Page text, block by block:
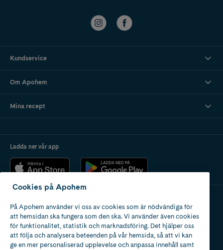
Kundservice
Om Apohem
Mina recept
Ladda ner vår app
Apotek med tillstånd
av Läkemedelsverket
Cookies på Apohem
På Apohem använder vi oss av cookies som är nödvändiga för
att hemsidan ska fungera som den ska. Vi använder även cookies
för funktionalitet, statistik och marknadsföring. Det hjälper oss
att följa och analysera beteenden på vår hemsida, så att vi kan
ge en mer personaliserad upplevelse och anpassa innehåll samt